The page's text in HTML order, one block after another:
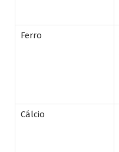
Ferro
Cálcio